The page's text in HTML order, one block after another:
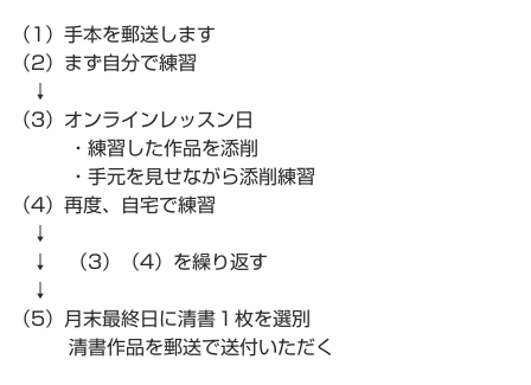
（1）手本を郵送します
（2）まず自分で練習
↓
（3）オンラインレッスン日
・練習した作品を添削
・手元を見せながら添削練習
（4）再度、自宅で練習
↓
↓ （3）（4）を繰り返す
↓
（5）月末最終日に清書１枚を選別
清書作品を郵送で送付いただく